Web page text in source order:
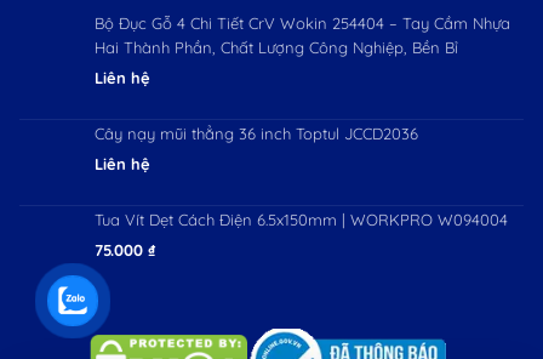
Bộ Đục Gỗ 4 Chi Tiết CrV Wokin 254404 – Tay Cầm Nhựa
Hai Thành Phần, Chất Lượng Công Nghiệp, Bền Bỉ
Liên hệ
Cây nạy mũi thẳng 36 inch Toptul JCCD2036
Liên hệ
Tua Vít Dẹt Cách Điện 6.5x150mm | WORKPRO W094004
75.000 ₫